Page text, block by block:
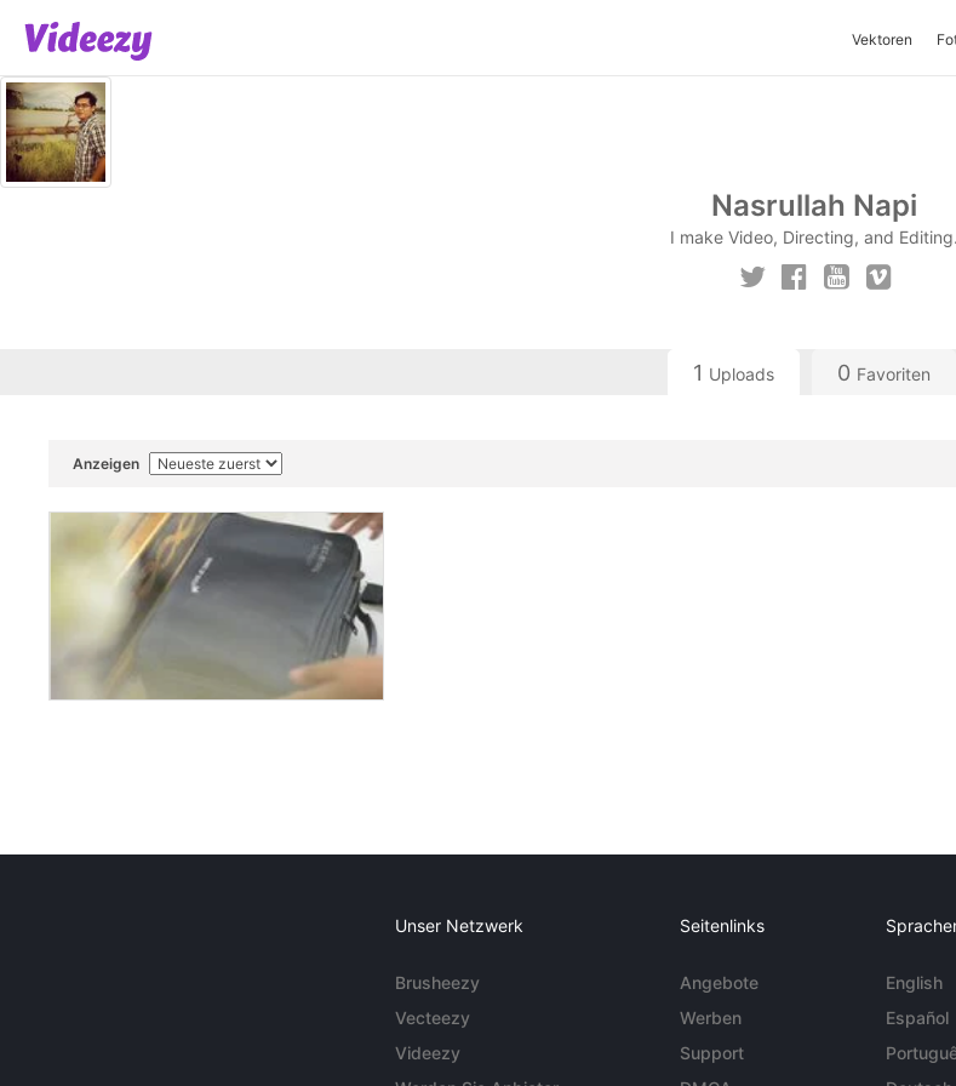
Vektoren
Nasrullah Napi
I make Video, Directing, and Editing.
1 Uploads 0 Favoriten
Anzeigen
Unser Netzwerk
Brusheezy
Vecteezy
Videezy
Seitenlinks
Angebote
Werben
Support
English
Español